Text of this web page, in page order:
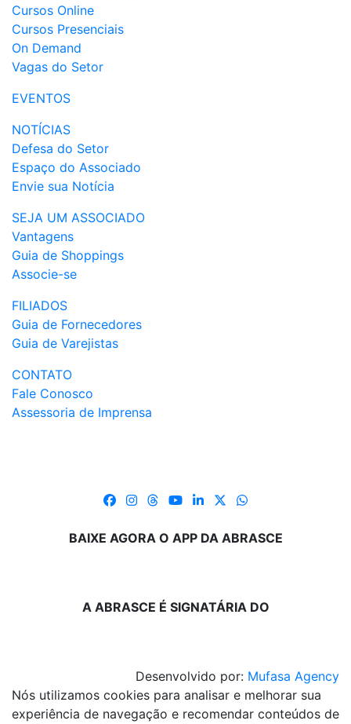
Cursos Online
Cursos Presenciais
On Demand
Vagas do Setor
EVENTOS
NOTÍCIAS
Defesa do Setor
Espaço do Associado
Envie sua Notícia
SEJA UM ASSOCIADO
Vantagens
Guia de Shoppings
Associe-se
FILIADOS
Guia de Fornecedores
Guia de Varejistas
CONTATO
Fale Conosco
Assessoria de Imprensa
BAIXE AGORA O APP DA ABRASCE
A ABRASCE É SIGNATÁRIA DO
Desenvolvido por: Mufasa Agency
Nós utilizamos cookies para analisar e melhorar sua
experiência de navegação e recomendar conteúdos de